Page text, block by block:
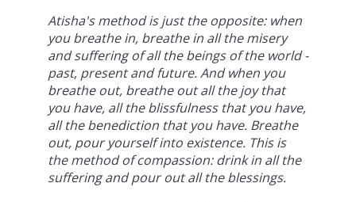
Atisha's method is just the opposite: when
you breathe in, breathe in all the misery
and suffering of all the beings of the world -
past, present and future. And when you
breathe out, breathe out all the joy that
you have, all the blissfulness that you have,
all the benediction that you have. Breathe
out, pour yourself into existence. This is
the method of compassion: drink in all the
suffering and pour out all the blessings.